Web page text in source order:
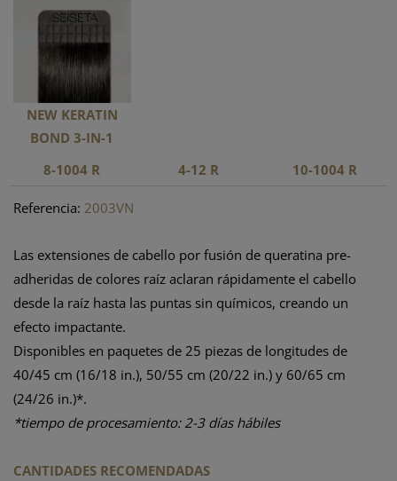
NEW KERATIN
BOND 3-IN-1
8-1004 R 4-12 R 10-1004 R
Referencia: 2003VN
Las extensiones de cabello por fusión de queratina pre-
adheridas de colores raíz aclaran rápidamente el cabello
desde la raíz hasta las puntas sin químicos, creando un
efecto impactante.
Disponibles en paquetes de 25 piezas de longitudes de
40/45 cm (16/18 in.), 50/55 cm (20/22 in.) y 60/65 cm
(24/26 in.)*.
*tiempo de procesamiento: 2-3 días hábiles
CANTIDADES RECOMENDADAS